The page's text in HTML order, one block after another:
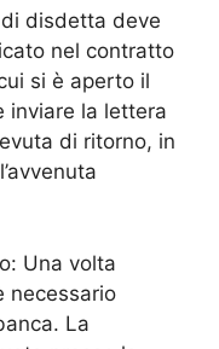
disdetta deve
nel contratto
si è aperto il
inviare la lettera
di ritorno, in
Una volta
necessario
La